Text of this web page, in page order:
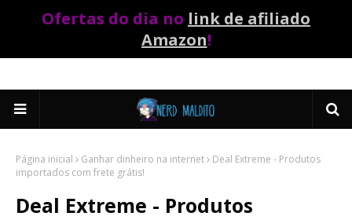
Ofertas do dia no link de afiliado
Amazon!
Página inicial Ganhar dinheiro na internet
Deal Extreme - Produtos
importados com frete grátis!
Deal Extreme - Produtos